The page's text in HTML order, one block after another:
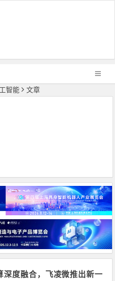
智能 文章
深度融合，飞凌微推出新一